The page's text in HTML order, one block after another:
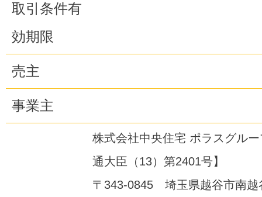
取引条件有
効期限
売主
事業主
株式会社中央住宅 ポラスグル
通大臣（13）第2401号】
〒343-0845 埼玉県越谷市南越